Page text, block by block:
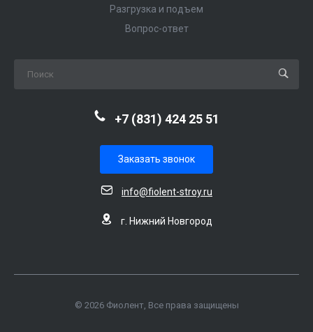
Разгрузка и подъем
Вопрос-ответ
+7 (831) 424 25 51
Заказать звонок
info@fiolent-stroy.ru
г. Нижний Новгород
© 2026 Фиолент, Все права защищены